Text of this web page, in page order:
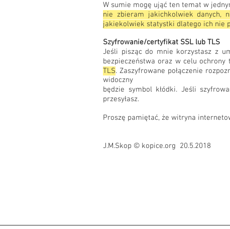
W sumie mogę ująć ten temat w
nie zbieram jakichkolwiek danych,
jakiekolwiek statystki dlatego ich nie
Szyfrowanie/certyfikat SSL lub TLS
Jeśli pisząc do mnie korzystasz z
bezpieczeństwa oraz w celu
TLS. Zaszyfrowane połączenie
widoczny
będzie symbol kłódki. Jeśli
przesyłasz.
Proszę pamiętać, że witryna
J.M.Skop © kopice.org 20.5.2018